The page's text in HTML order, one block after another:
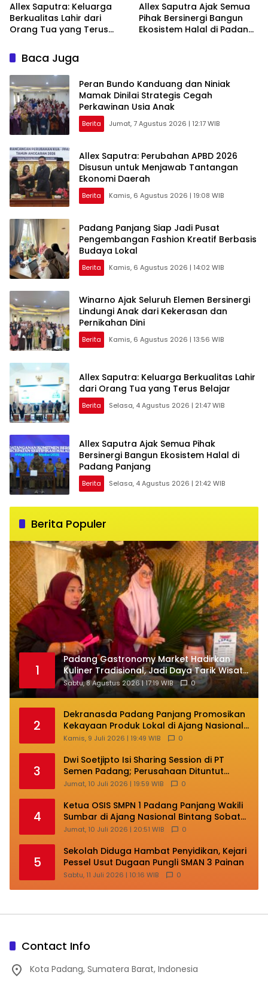
Allex Saputra: Keluarga
Berkualitas Lahir dari
Orang Tua yang Terus
Allex Saputra Ajak Semua
Pihak Bersinergi Bangun
Ekosistem Halal di Padang
Baca Juga
Peran Bundo Kanduang dan Niniak
Mamak Dinilai Strategis Cegah
Perkawinan Usia Anak
Berita Jumat, 7 Agustus 2026 | 12:17 WIB
Allex Saputra: Perubahan APBD 2026
Disusun untuk Menjawab Tantangan
Ekonomi Daerah
Berita Kamis, 6 Agustus 2026 | 19:08 WIB
Padang Panjang Siap Jadi Pusat
Pengembangan Fashion Kreatif Berbasis
Budaya Lokal
Berita Kamis, 6 Agustus 2026 | 14:02 WIB
Winarno Ajak Seluruh Elemen Bersinergi
Lindungi Anak dari Kekerasan dan
Pernikahan Dini
Berita Kamis, 6 Agustus 2026 | 13:56 WIB
Allex Saputra: Keluarga Berkualitas Lahir
dari Orang Tua yang Terus Belajar
Berita Selasa, 4 Agustus 2026 | 21:47 WIB
Allex Saputra Ajak Semua Pihak
Bersinergi Bangun Ekosistem Halal di
Padang Panjang
Berita Selasa, 4 Agustus 2026 | 21:42 WIB
Berita Populer
1
Padang Gastronomy Market Hadirkan
Kuliner Tradisional, Jadi Daya Tarik Wisata
di HJK ke-357
Sabtu, 8 Agustus 2026 | 17:19 WIB 0
2
Dekranasda Padang Panjang Promosikan
Kekayaan Produk Lokal di Ajang Nasional
Makassar
Kamis, 9 Juli 2026 | 19:49 WIB 0
3
Dwi Soetjipto Isi Sharing Session di PT
Semen Padang; Perusahaan Dituntut
Lakukan Transformasi
Jumat, 10 Juli 2026 | 19:59 WIB 0
4
Ketua OSIS SMPN 1 Padang Panjang Wakili
Sumbar di Ajang Nasional Bintang Sobat
SMP
Jumat, 10 Juli 2026 | 20:51 WIB 0
5
Sekolah Diduga Hambat Penyidikan, Kejari
Pessel Usut Dugaan Pungli SMAN 3 Painan
Sabtu, 11 Juli 2026 | 10:16 WIB 0
Contact Info
Kota Padang, Sumatera Barat, Indonesia